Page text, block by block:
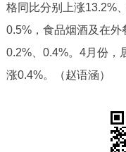
格同比分别上涨13.2%
0.5%，食品烟酒及在
0.2%、0.4%。4月份，
涨0.4%。（赵语涵）